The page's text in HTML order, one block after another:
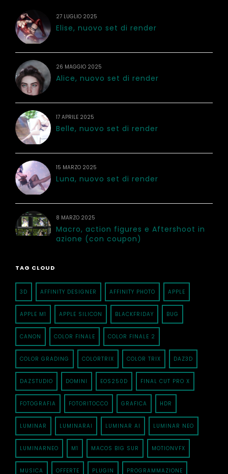
27 LUGLIO 2025
Elise, nuovo set di render
26 MAGGIO 2025
Alice, nuovo set di render
17 APRILE 2025
Belle, nuovo set di render
15 MARZO 2025
Luna, nuovo set di render
8 MARZO 2025
Macro, action figures e Aftershoot in
azione (con coupon)
TAG CLOUD
3D AFFINITY DESIGNER AFFINITY PHOTO APPLE
APPLE M1 APPLE SILICON BLACKFRIDAY BUG
CANON COLOR FINALE COLOR FINALE 2
COLOR GRADING COLORTRIX COLOR TRIX DAZ3D
DAZSTUDIO DOMINI EOS250D FINAL CUT PRO X
FOTOGRAFIA FOTORITOCCO GRAFICA HDR
LUMINAR LUMINARAI LUMINAR AI LUMINAR NEO
LUMINARNEO M1 MACOS BIG SUR MOTIONVFX
MUSICA OFFERTE PLUGIN PROGRAMMAZIONE